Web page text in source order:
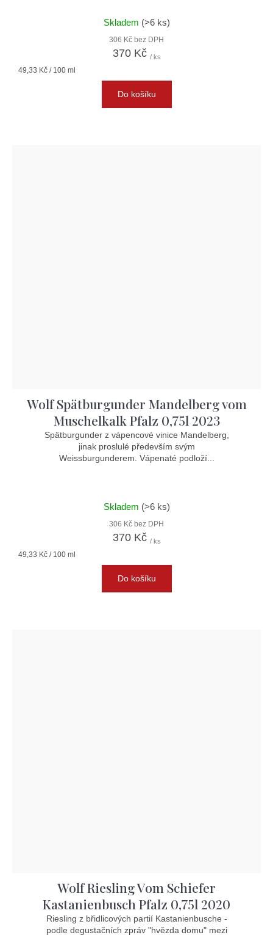
Skladem (>6 ks)
306 Kč bez DPH
370 Kč / ks
Měrná
49,33 Kč / 100 ml
Do košíku
Wolf Spätburgunder Mandelberg vom
Muschelkalk Pfalz 0,75l 2023
Spätburgunder z vápencové vinice Mandelberg,
jinak proslulé především svým
Weissburgunderem. Vápenaté podloží...
Skladem (>6 ks)
306 Kč bez DPH
370 Kč / ks
Měrná
49,33 Kč / 100 ml
Do košíku
Wolf Riesling Vom Schiefer
Kastanienbusch Pfalz 0,75l 2020
Riesling z břidlicových partií Kastanienbusche -
podle degustačních zpráv "hvězda domu" mezi